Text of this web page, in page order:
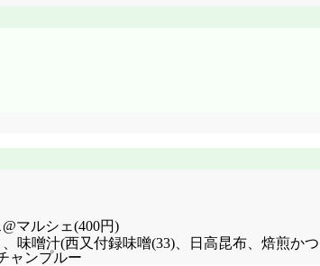
マルシェ(400円)
味噌汁(西又付録味噌(33)、日高昆布、焙煎か
ャンプルー